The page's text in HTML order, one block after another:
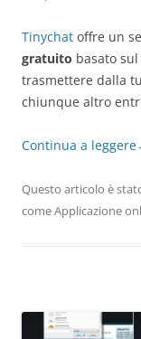
Tinychat offre un
gratuito basato
trasmettere dalla
chiunque altro
Continua a leggere
Questo articolo è
comeApplicazione